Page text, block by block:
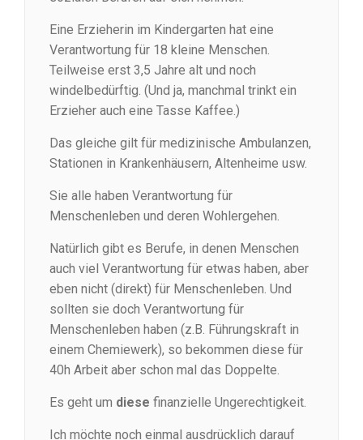
Eine Erzieherin im Kindergarten hat eine
Verantwortung für 18 kleine Menschen.
Teilweise erst 3,5 Jahre alt und noch
windelbedürftig. (Und ja, manchmal trinkt ein
Erzieher auch eine Tasse Kaffee.)
Das gleiche gilt für medizinische Ambulanzen,
Stationen in Krankenhäusern, Altenheime usw.
Sie alle haben Verantwortung für
Menschenleben und deren Wohlergehen.
Natürlich gibt es Berufe, in denen Menschen
auch viel Verantwortung für etwas haben, aber
eben nicht (direkt) für Menschenleben. Und
sollten sie doch Verantwortung für
Menschenleben haben (z.B. Führungskraft in
einem Chemiewerk), so bekommen diese für
40h Arbeit aber schon mal das Doppelte.
Es geht um diese finanzielle Ungerechtigkeit.
Ich möchte noch einmal ausdrücklich darauf